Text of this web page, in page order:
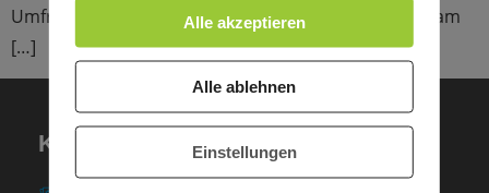
Umfrage teil und seid gespannt, welcher Kurs euch am
[…]
KONTAKT
Alle akzeptieren
Alle ablehnen
Einstellungen